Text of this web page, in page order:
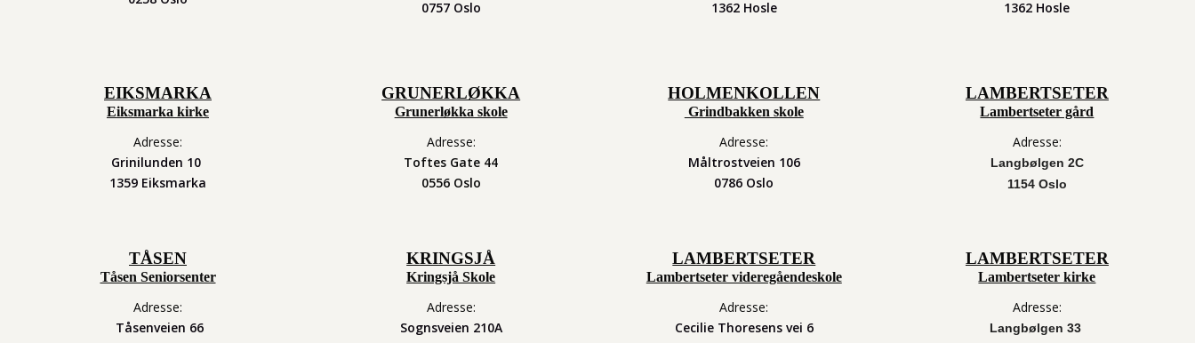
0757 Oslo
1362 Hosle
1362 Hosle
EIKSMARKA
Eiksmarka kirke
Adresse:
Grinilunden 10
1359 Eiksmarka
GRUNERLØKKA
Grunerløkka skole
Adresse:
Toftes Gate 44
0556 Oslo
HOLMENKOLLEN
Grindbakken skole
Adresse:
Måltrostveien 106
0786 Oslo
LAMBERTSETER
Lambertseter gård
Adresse:
Langbølgen 2C
1154 Oslo
TÅSEN
Tåsen Seniorsenter
Adresse:
Tåsenveien 66
KRINGSJÅ
Kringsjå Skole
Adresse:
Sognsveien 210A
LAMBERTSETER
Lambertseter videregåendeskole
Adresse:
Cecilie Thoresens vei 6
LAMBERTSETER
Lambertseter kirke
Adresse:
Langbølgen 33